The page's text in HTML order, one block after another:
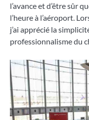
l’avance et d’être sûr
l’heure à l’aéroport.
j’ai apprécié la
professionnalisme du